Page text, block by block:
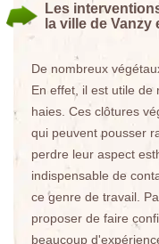
Les
la ville de
De nombreux
En effet, il est utile de
haies. Ces clôtures
qui peuvent pousser
perdre leur aspect
indispensable de
ce genre de travail.
proposer de faire
beaucoup